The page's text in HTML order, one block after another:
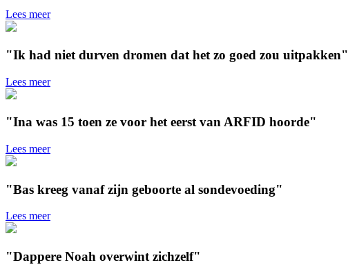
Lees meer
"Ik had niet durven dromen dat het zo goed zou uitpakken"
Lees meer
"Ina was 15 toen ze voor het eerst van ARFID hoorde"
Lees meer
"Bas kreeg vanaf zijn geboorte al sondevoeding"
Lees meer
"Dappere Noah overwint zichzelf"